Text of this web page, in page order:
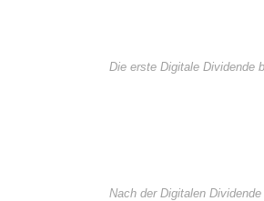
Die erste Digitale Dividende
Nach der Digitalen